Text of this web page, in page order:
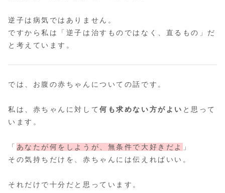
逆子は病気ではありません。
ですから私は「逆子は治すものではなく、直るもの」だ
と考えています。
では、お腹の赤ちゃんについての話です。
私は、赤ちゃんに対して何も求めない方がよい と思って
います。
「 あなたが何をしようが、無条件で大好きだよ
」
その気持ちだけを、赤ちゃんには伝えればいい。
それだけで十分だと思っています。